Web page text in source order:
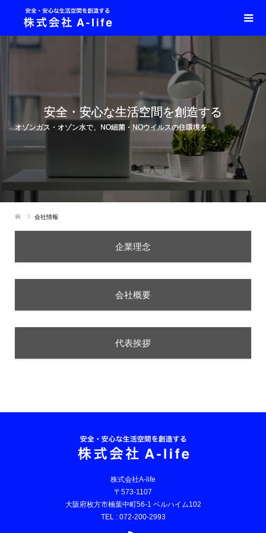
安全・安心な生活空間を創造する
オゾンガス・オゾン水で、NO細菌・NOウイルスの住環境を
会社情報
企業理念
会社概要
代表挨拶
株式会社A-life
〒573-1107
大阪府枚方市楠葉中町56-1 ベルハイム102
TEL : 072-200-2993